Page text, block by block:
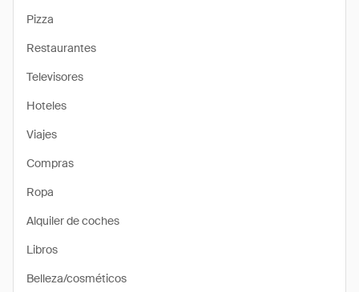
Pizza
Restaurantes
Televisores
Hoteles
Viajes
Compras
Ropa
Alquiler de coches
Libros
Belleza/cosméticos